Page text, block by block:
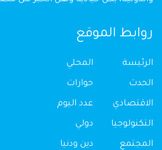
روابط الموقع
الرئيسة
الحدث
الاقتصادي
التكنولوجيا
المجتمع
المحلي
حوارات
عدد اليوم
دولي
دين ودنيا